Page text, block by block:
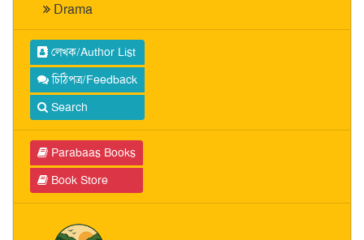
Drama
লেখক/Author List
চিঠিপত্র/Feedback
Search
Parabaas Books
Book Store